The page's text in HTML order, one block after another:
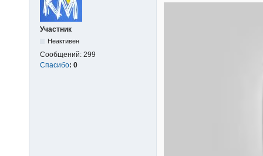
Участник
Неактивен
Сообщений: 299
Спасибо: 0